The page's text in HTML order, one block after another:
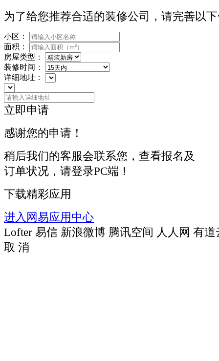
为了给您推荐合适的装修公司，请完善以
小区：
面积：
房屋类型：
装修时间：
详细地址：
立即申请
感谢您的申请！
稍后我们的客服会联系您，查看报名及
订单状况，请登录PC端！
下载精彩应用
进入网易应用中心
Lofter 易信 新浪微博 腾讯空间 人人网 有道
取 消